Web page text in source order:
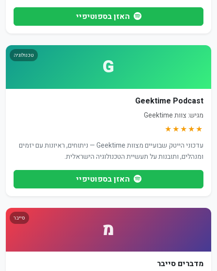
האזן בספוטיפיי
G טכנולוגיה
Geektime Podcast
מגיש: צוות Geektime
★★★★★
עדכוני הייטק שבועיים מצוות Geektime — ניתוחים, ראיונות עם יזמים
ומנהלים, ותובנות על תעשיית הטכנולוגיה הישראלית.
האזן בספוטיפיי
מ סייבר
מדברים סייבר